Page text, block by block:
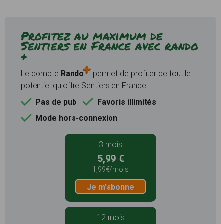
Profitez au maximum de
Sentiers en France avec rando
+
Le compte Rando
permet de profiter de tout le
potentiel qu'offre Sentiers en France :
Pas de pub
Favoris illimités
Mode hors-connexion
3 mois
5,99 €
1,99€/mois
Je m'abonne
12 mois